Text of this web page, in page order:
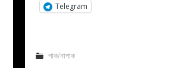
Telegram
পাক/নাপাক